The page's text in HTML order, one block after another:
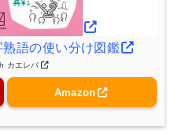
語の使い分け図鑑
カエレバ
Amazon